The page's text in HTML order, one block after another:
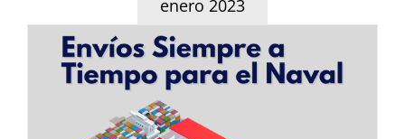
enero 2023